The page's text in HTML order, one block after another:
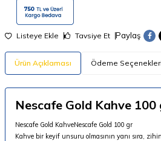
Listeye Ekle Tavsiye Et Paylaş
Ürün Açıklaması Ödeme Seçenekleri
Nescafe Gold Kahve 100
Nescafe Gold KahveNescafe Gold 100 gr
Kahve bir keyif unsuru olmasının yanı sıra,